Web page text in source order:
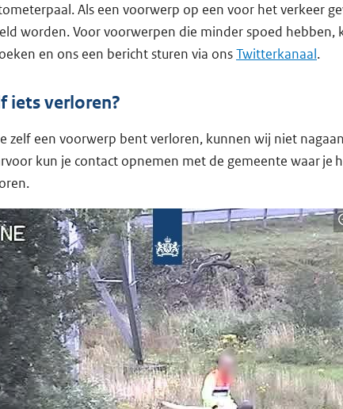
Als een voorwerp op een voor het verkeer
worden. Voor voorwerpen die minder spoed hebben,
en ons een bericht sturen via onsTwitterkanaal.
iets verloren?
zelf een voorwerp bent verloren, kunnen wij niet
kun je contact opnemen met de gemeente waar je